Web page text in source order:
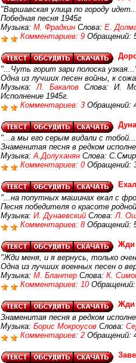
"Варшавская улица по городу
Победная песня 1945г
Музыка: М. Фрадкин Слова: Е.
Комментариев: 9 Обращений:
"...Чуть горит зари полоска
Одна из лучших песен войны, к
Музыка:Л. Бакалов Слова: И.
Исполнение 1945г.
Комментариев: 3 Обращений:
"...а мы его серым видали с
Знаменитая песня в редком
Музыка:А.Долуханян Слова:
Комментариев: 0 Обращений:
"...на попутных машинах ехал с
Песня победителя о красоте
Музыка: И. Дунаевский Слова:Л.
Комментариев: 8 Обращений:
Жди
"Жди меня, и я вернусь, только
Одна из лучших военных песен о
Музыка: М. Блантер Слова: К.
Комментариев: 10 Обращений:
Жди
Знаменитая песня в редком
Музыка: Борис Мокроусов Слова:
Комментариев: 2 Обращений: